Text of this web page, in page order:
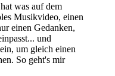
was auf dem
Musikvideo, einen
einen Gedanken,
und
um gleich einen
So geht's mir